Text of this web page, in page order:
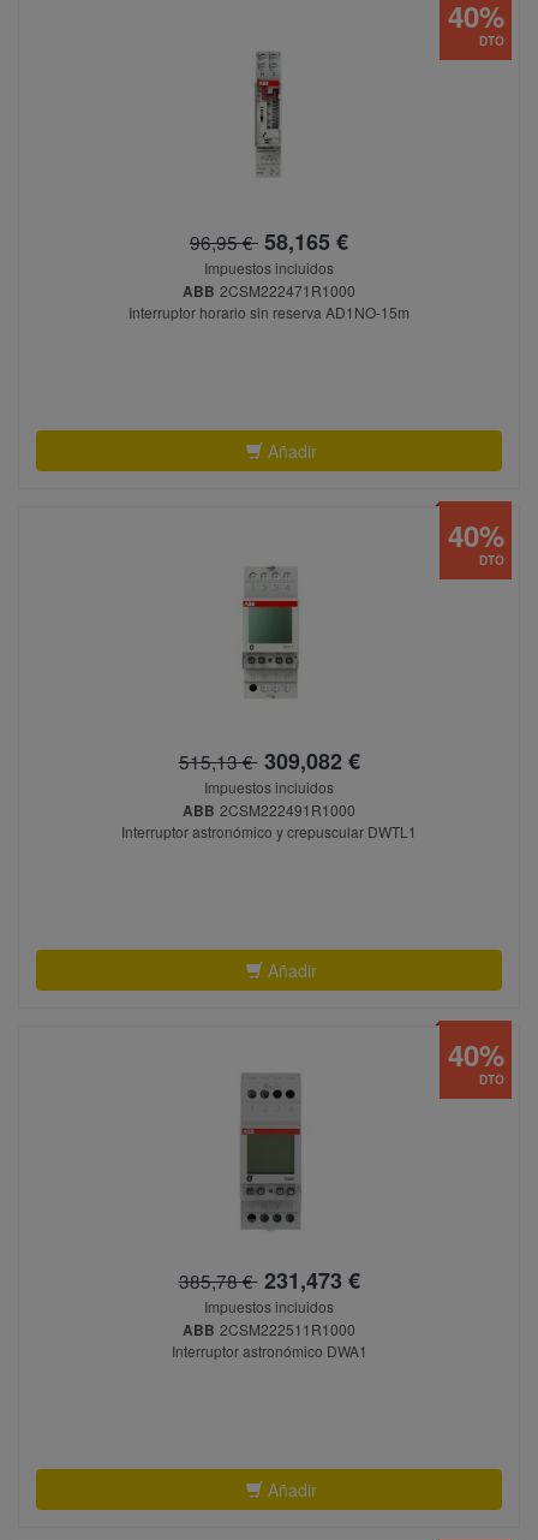
96,95 € 58,165 €
Impuestos incluidos
ABB 2CSM222471R1000
Interruptor horario sin reserva AD1NO-15m
Añadir
DTO
40%
515,13 €309,082 €
Impuestos incluidos
ABB 2CSM222491R1000
Interruptor astronómico y crepuscular DWTL1
Añadir
DTO
40%
385,78 €231,473 €
Impuestos incluidos
ABB 2CSM222511R1000
Interruptor astronómico DWA1
Añadir
DTO
40%